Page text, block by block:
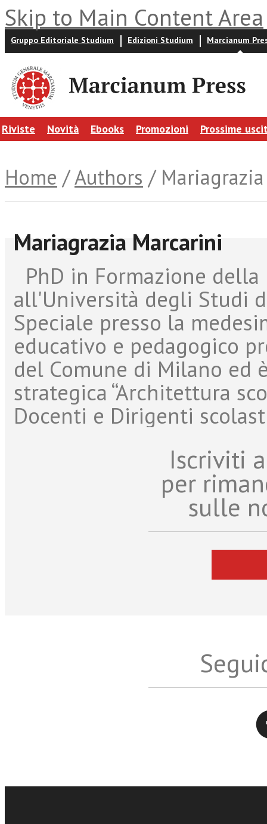
Skip to Main Content Area
Gruppo Editoriale Studium Edizioni Studium Marcianum
Riviste Novità Ebooks Promozioni Prossime
Home /Authors /
Mariagrazia Marcarini
PhD in Formazione
all'Università degli Studi
Speciale presso la
educativo e pedagogico
del Comune di Milano ed
strategica “Architettura
Docenti e Dirigenti
Iscriviti
per
sulle